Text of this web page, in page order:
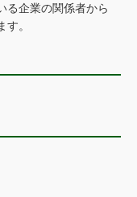
る企業の関係者から
。